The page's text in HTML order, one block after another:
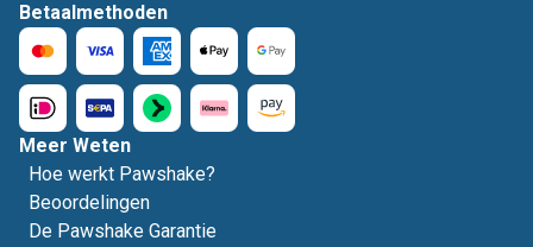
Betaalmethoden
Meer Weten
Hoe werkt Pawshake?
Beoordelingen
De Pawshake Garantie